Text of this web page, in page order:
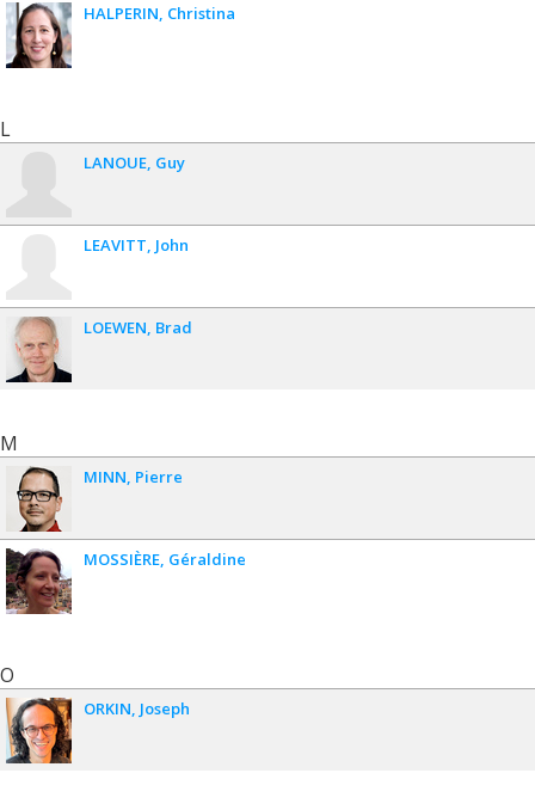
HALPERIN Christina
L
LANOUE Guy
LEAVITT John
LOEWEN Brad
M
MINN Pierre
MOSSIÈRE Géraldine
O
ORKIN Joseph